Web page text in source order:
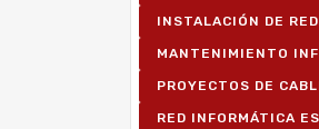
INSTALACIÓN DE
MANTENIMIENTO
PROYECTOS DE
RED INFORMÁTICA